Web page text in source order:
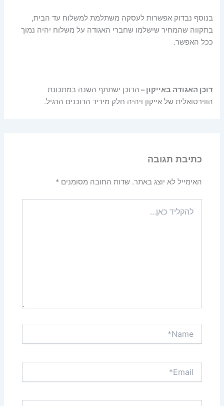
בנוסף נבדוק אפשרות לעסקה משתלמת למשלוח עד הבית,
בתקווה שהמחיר שישלמו שחברי האגודה על משלוח יהיה נמוך
ככל האפשר.
דוכן האגודה באייקון – הדוכן ישתתף השנה במתכונת
הווירטואלית של אייקון ויהיה חלק מיריד הדוכנים הרגיל.
כתיבת תגובה
האימייל לא יוצג באתר. שדות החובה מסומנים*
כאן...